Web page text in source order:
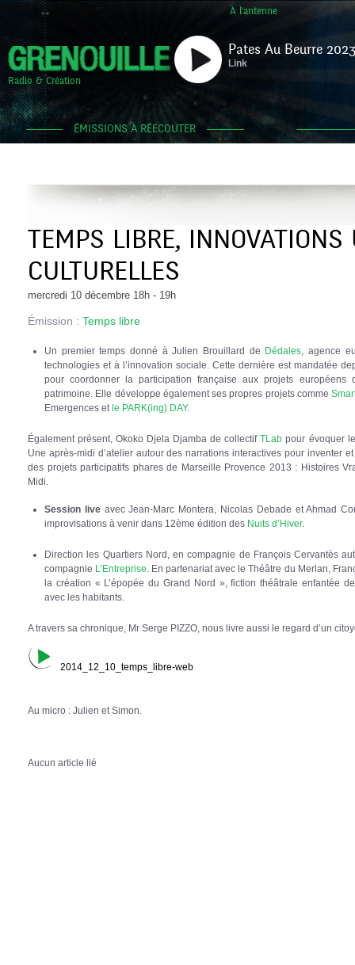
À l'antenne
Radio & Création
Pates Au Beurre
Link
ÉMISSIONS À RÉECOUTER
TEMPS LIBRE, INNOVATIONS
CULTURELLES
mercredi 10 décembre 18h - 19h
Émission : Temps libre
Un premier temps donné à Julien Brouillard de Dédales , agence
technologies et à l’innovation sociale. Cette dernière est mandatée
pour coordonner la participation française aux projets
patrimoine. Elle développe également ses propres projets comme
Emergences et le PARK(ing) DAY.
Également présent, Okoko Djela Djamba de collectifTLab pour évoquer
Une après-midi d’atelier autour des narrations interactives pour inventer
des projets participatifs phares de Marseille Provence 2013 : Histoires
Midi.
Session liveavec Jean-Marc Montera, Nicolas Debade et Ahmad
improvisations à venir dans 12ème édition des Nuits d’Hiver.
Direction les Quartiers Nord, en compagnie de François Cervantès
compagnie L’Entreprise . En partenariat avec le Théâtre du Merlan,
la création « L’épopée du Grand Nord », fiction théâtrale enfantée
avec les habitants.
A travers sa chronique, Mr Serge PIZZO, nous livre aussi le regard d’un
2014_12_10_temps_libre-web
Au micro : Julien et Simon.
Aucun article lié